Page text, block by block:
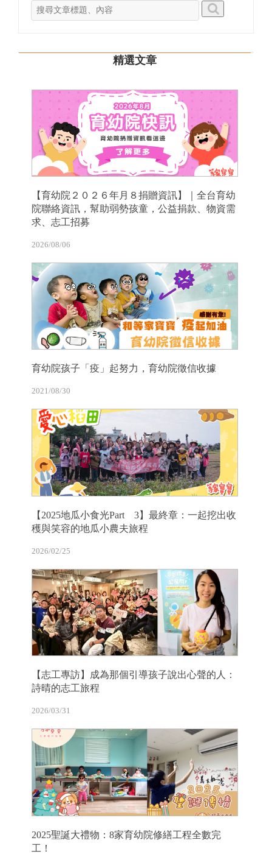
精選文章
【育幼院２０２６年月８捐贈資訊】｜全台育幼
院聯絡資訊，幫助弱勢孩童，公益捐款、物資需
求、志工招募
2026/08/06
育幼院孩子「疫」起努力，育幼院徵信收據
2021/08/30
【2025地瓜小食光Part 3】最終章：一起挖出收
穫與笑容的地瓜小農夫旅程
2026/02/25
【志工專訪】成為那個引導孩子說出心聲的人：
詩晴的志工旅程
2026/03/31
2025聖誕大禮物：8家育幼院修繕工程全數完
工！